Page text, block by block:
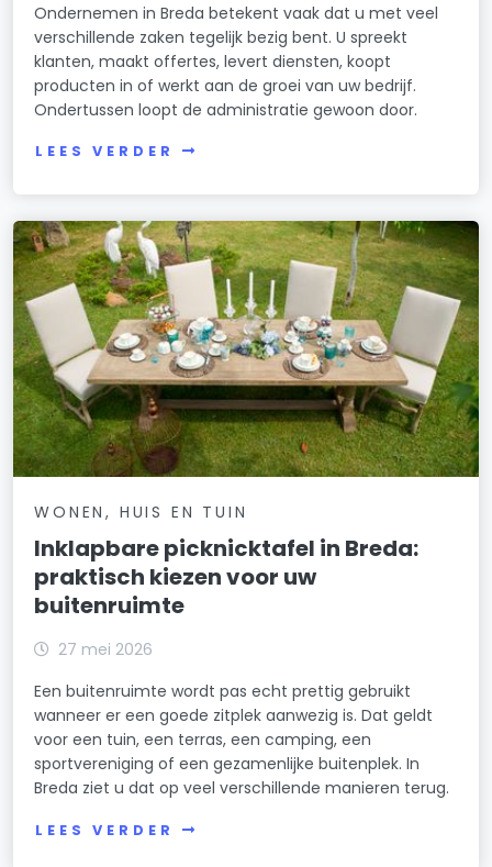
Ondernemen in Breda betekent vaak dat u met veel
verschillende zaken tegelijk bezig bent. U spreekt
klanten, maakt offertes, levert diensten, koopt
producten in of werkt aan de groei van uw bedrijf.
Ondertussen loopt de administratie gewoon door.
LEES VERDER
WONEN, HUIS EN TUIN
Inklapbare picknicktafel in Breda:
praktisch kiezen voor uw
buitenruimte
27 mei 2026
Een buitenruimte wordt pas echt prettig gebruikt
wanneer er een goede zitplek aanwezig is. Dat geldt
voor een tuin, een terras, een camping, een
sportvereniging of een gezamenlijke buitenplek. In
Breda ziet u dat op veel verschillende manieren terug.
LEES VERDER